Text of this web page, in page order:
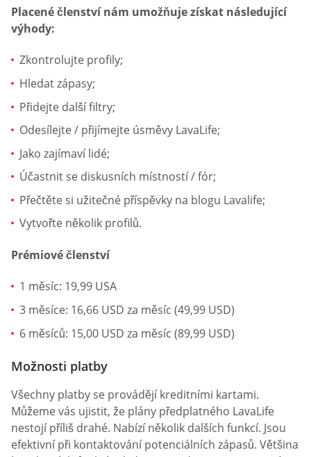
Placené členství nám umožňuje získat následující
výhody:
Zkontrolujte profily;
Hledat zápasy;
Přidejte další filtry;
Odesílejte / přijímejte úsměvy LavaLife;
Jako zajímaví lidé;
Účastnit se diskusních místností / fór;
Přečtěte si užitečné příspěvky na blogu Lavalife;
Vytvořte několik profilů.
Prémiové členství
1 měsíc: 19,99 USA
3 měsíce: 16,66 USD za měsíc (49,99 USD)
6 měsíců: 15,00 USD za měsíc (89,99 USD)
Možnosti platby
Všechny platby se provádějí kreditními kartami.
Můžeme vás ujistit, že plány předplatného LavaLife
nestojí příliš drahé. Nabízí několik dalších funkcí. Jsou
efektivní při kontaktování potenciálních zápasů. Většina